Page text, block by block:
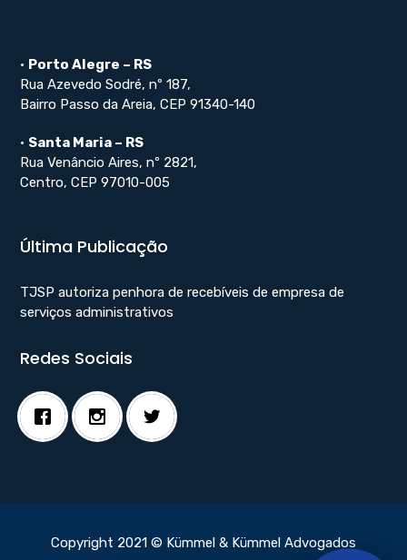
• Porto Alegre – RS
Rua Azevedo Sodré, nº 187,
Bairro Passo da Areia, CEP 91340-140
• Santa Maria – RS
Rua Venâncio Aires, nº 2821,
Centro, CEP 97010-005
Última Publicação
TJSP autoriza penhora de recebíveis de empresa de
serviços administrativos
Redes Sociais
Copyright 2021 © Kümmel & Kümmel Advogados